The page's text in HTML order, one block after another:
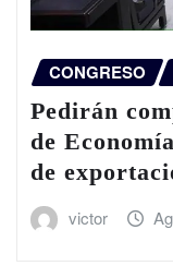
CONGRESO
Pedirán
de
de
victor